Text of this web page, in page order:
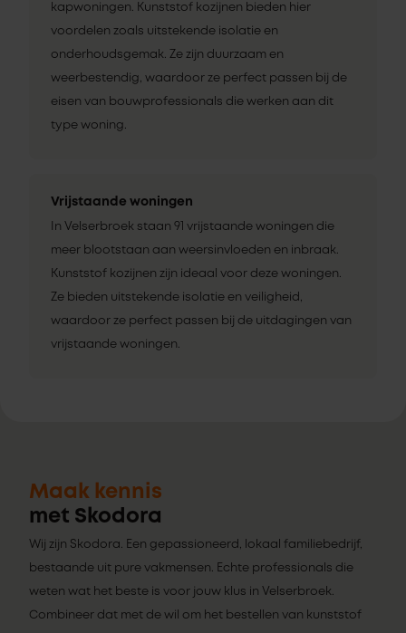
kapwoningen. Kunststof kozijnen bieden hier
voordelen zoals uitstekende isolatie en
onderhoudsgemak. Ze zijn duurzaam en
weerbestendig, waardoor ze perfect passen bij de
eisen van bouwprofessionals die werken aan dit
type woning.
Vrijstaande woningen
In Velserbroek staan 91 vrijstaande woningen die
meer blootstaan aan weersinvloeden en inbraak.
Kunststof kozijnen zijn ideaal voor deze woningen.
Ze bieden uitstekende isolatie en veiligheid,
waardoor ze perfect passen bij de uitdagingen van
vrijstaande woningen.
Maak kennis
met Skodora
Wij zijn Skodora. Een gepassioneerd, lokaal familiebedrijf,
bestaande uit pure vakmensen. Echte professionals die
weten wat het beste is voor jouw klus in Velserbroek.
Combineer dat met de wil om het bestellen van kunststof